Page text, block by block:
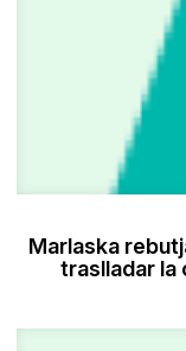
Marlaska
traslladar la